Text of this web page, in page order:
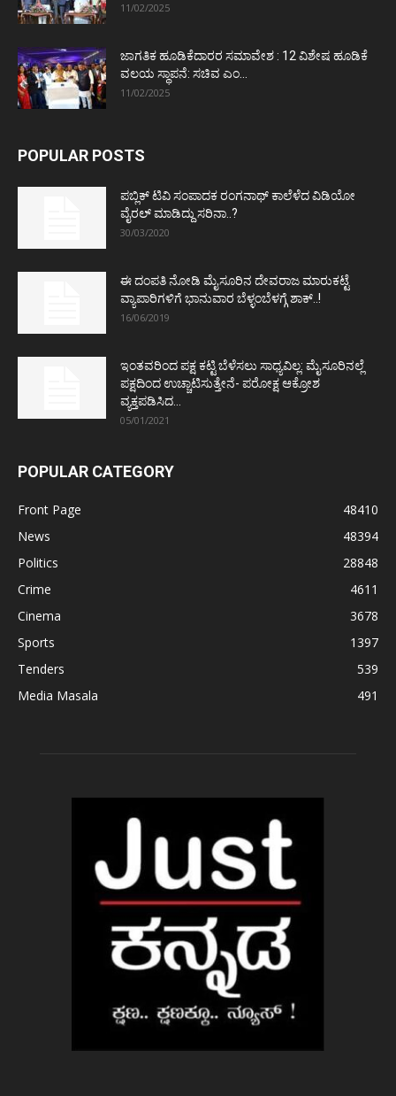
11/02/2025
ಜಾಗತಿಕ ಹೂಡಿಕೆದಾರರ ಸಮಾವೇಶ : 12 ವಿಶೇಷ ಹೂಡಿಕೆ
ವಲಯ ಸ್ಥಾಪನೆ: ಸಚಿವ ಎಂ...
11/02/2025
POPULAR POSTS
ಪಬ್ಲಿಕ್ ಟಿವಿ ಸಂಪಾದಕ ರಂಗನಾಥ್ ಕಾಲೆಳೆದ ವಿಡಿಯೋ
ವೈರಲ್ ಮಾಡಿದ್ದು ಸರಿನಾ..?
30/03/2020
ಈ ದಂಪತಿ ನೋಡಿ ಮೈಸೂರಿನ ದೇವರಾಜ ಮಾರುಕಟ್ಟೆ
ವ್ಯಾಪಾರಿಗಳಿಗೆ ಭಾನುವಾರ ಬೆಳ್ಳಂಬೆಳಗ್ಗೆ ಶಾಕ್..!
16/06/2019
ಇಂತವರಿಂದ ಪಕ್ಷ ಕಟ್ಟಿ ಬೆಳೆಸಲು ಸಾಧ್ಯವಿಲ್ಲ: ಮೈಸೂರಿನಲ್ಲೆ
ಪಕ್ಷದಿಂದ ಉಚ್ಚಾಟಿಸುತ್ತೇನೆ- ಪರೋಕ್ಷ ಆಕ್ರೋಶ
ವ್ಯಕ್ತಪಡಿಸಿದ...
05/01/2021
POPULAR CATEGORY
Front Page
48410
News
48394
Politics
28848
Crime
4611
Cinema
3678
Sports
1397
Tenders
539
Media Masala
491